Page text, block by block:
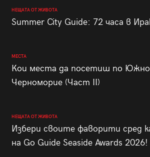
НЕЩАТА ОТ ЖИВОТА
Summer City Guide: 72 часа в
МЕСТА
Кои места да посетиш по
Черноморие (Част II)
НЕЩАТА ОТ ЖИВОТА
Избери своите фаворити сред
на Go Guide Seaside Awards 2026!